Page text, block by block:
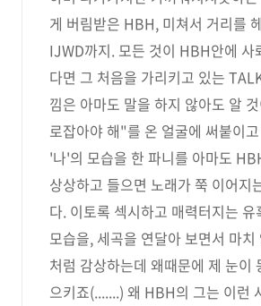
게 버림받은 HBH, 미쳐서 거리를
IJWD까지. 모든 것이 HBH안에 사
다면 그 처음을 가리키고 있는
낌은 아마도 말을 하지 않아도 알
로잡아야 해"를 온 얼굴에 써붙이
'나'의 모습을 한 파니를 아마도
상상하고 들으면 노래가 쭉 이어지
다. 이토록 섹시하고 매력터지는 유
모습을, 세곡을 연달아 보면서 마치
처럼 감상하는데 왜때문에 제 눈이
으키죠(.......) 왜 HBH의 그는 이런